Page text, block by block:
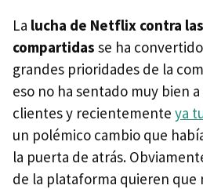
La lucha de Netflix contra
compartidas se ha
grandes prioridades de la
eso no ha sentado muy bien
clientes y recientemente ya
un polémico cambio que
la puerta de atrás.
de la plataforma quieren que